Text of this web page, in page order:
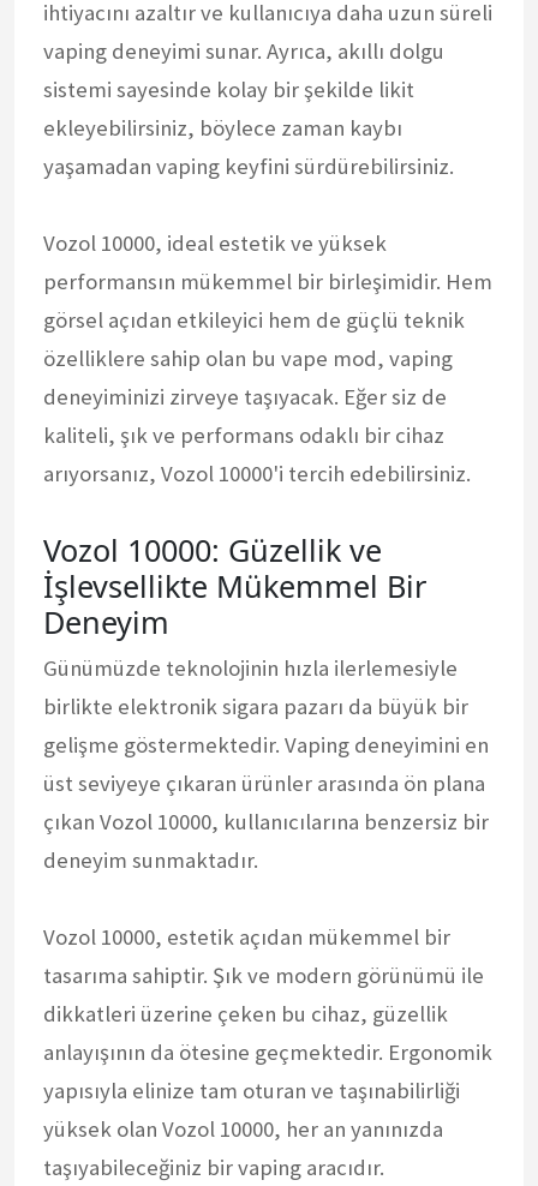
ihtiyacını azaltır ve kullanıcıya daha uzun süreli
vaping deneyimi sunar. Ayrıca, akıllı dolgu
sistemi sayesinde kolay bir şekilde likit
ekleyebilirsiniz, böylece zaman kaybı
yaşamadan vaping keyfini sürdürebilirsiniz.
Vozol 10000, ideal estetik ve yüksek
performansın mükemmel bir birleşimidir. Hem
görsel açıdan etkileyici hem de güçlü teknik
özelliklere sahip olan bu vape mod, vaping
deneyiminizi zirveye taşıyacak. Eğer siz de
kaliteli, şık ve performans odaklı bir cihaz
arıyorsanız, Vozol 10000'i tercih edebilirsiniz.
Vozol 10000: Güzellik ve
İşlevsellikte Mükemmel Bir
Deneyim
Günümüzde teknolojinin hızla ilerlemesiyle
birlikte elektronik sigara pazarı da büyük bir
gelişme göstermektedir. Vaping deneyimini en
üst seviyeye çıkaran ürünler arasında ön plana
çıkan Vozol 10000, kullanıcılarına benzersiz bir
deneyim sunmaktadır.
Vozol 10000, estetik açıdan mükemmel bir
tasarıma sahiptir. Şık ve modern görünümü ile
dikkatleri üzerine çeken bu cihaz, güzellik
anlayışının da ötesine geçmektedir. Ergonomik
yapısıyla elinize tam oturan ve taşınabilirliği
yüksek olan Vozol 10000, her an yanınızda
taşıyabileceğiniz bir vaping aracıdır.